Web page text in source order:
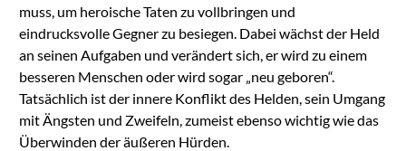
muss, um heroische Taten zu vollbringen und
eindrucksvolle Gegner zu besiegen. Dabei wächst der Held
an seinen Aufgaben und verändert sich, er wird zu einem
besseren Menschen oder wird sogar „neu geboren“.
Tatsächlich ist der innere Konflikt des Helden, sein Umgang
mit Ängsten und Zweifeln, zumeist ebenso wichtig wie das
Überwinden der äußeren Hürden.